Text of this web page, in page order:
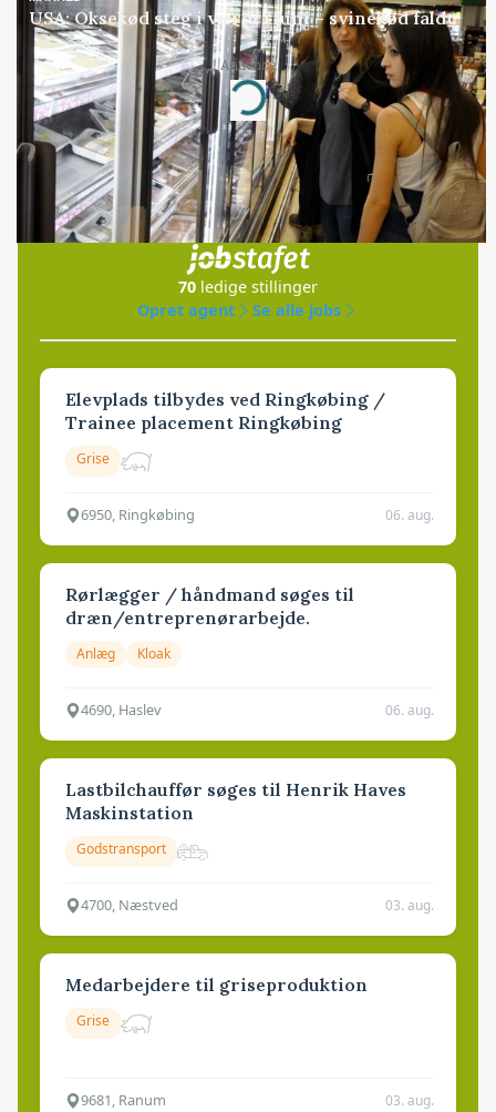
USA: Oksekød steg i værdi i juni – svinekød faldt
Annonce
Loading...
Jobs
i samarbejde med
70 ledige stillinger
Opret agent
Se alle jobs
Elevplads tilbydes ved Ringkøbing /
Trainee placement Ringkøbing
Grise
6950, Ringkøbing 06. aug.
Rørlægger / håndmand søges til
dræn/entreprenørarbejde.
Anlæg Kloak
4690, Haslev 06. aug.
Lastbilchauffør søges til Henrik Haves
Maskinstation
Godstransport
4700, Næstved 03. aug.
Medarbejdere til griseproduktion
Grise
9681, Ranum 03. aug.